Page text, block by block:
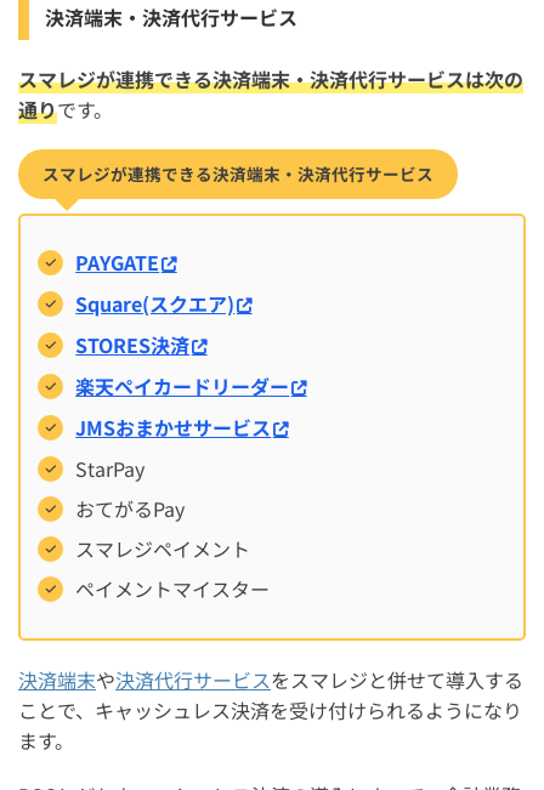
決済端末・決済代行サービス
スマレジが連携できる決済端末・決済代行サービスは次の
通りです。
スマレジが連携できる決済端末・決済代行サービス
PAYGATE
Square(スクエア)
STORES決済
楽天ペイカードリーダー
JMSおまかせサービス
StarPay
おてがるPay
スマレジペイメント
ペイメントマイスター
決済端末や決済代行サービスをスマレジと併せて導入する
ことで、キャッシュレス決済を受け付けられるようになり
ます。